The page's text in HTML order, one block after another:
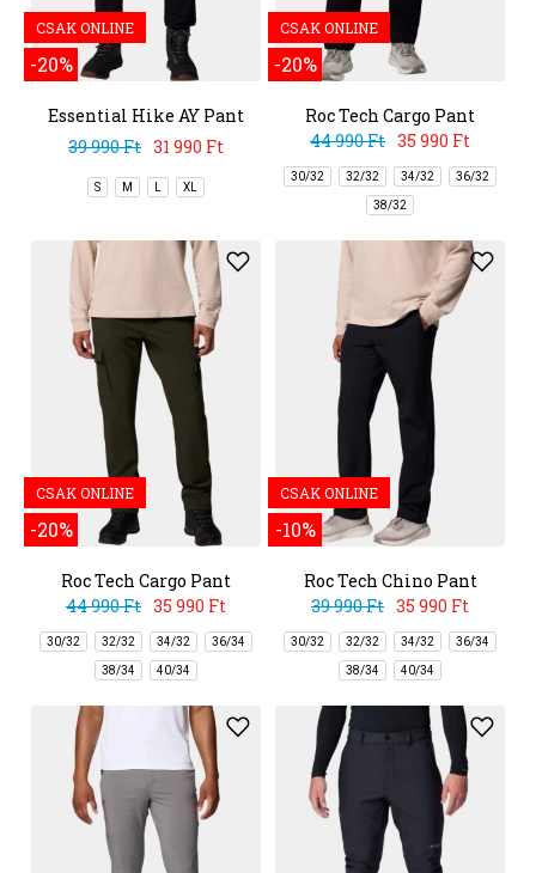
CSAK ONLINE
-20%
Essential Hike AY Pant
39 990 Ft 31 990 Ft
S M L XL
CSAK ONLINE
-20%
Roc Tech Cargo Pant
44 990 Ft 35 990 Ft
30/32 32/32 34/32 36/32
38/32
CSAK ONLINE
-20%
Roc Tech Cargo Pant
44 990 Ft 35 990 Ft
30/32 32/32 34/32 36/34
38/34 40/34
CSAK ONLINE
-10%
Roc Tech Chino Pant
39 990 Ft 35 990 Ft
30/32 32/32 34/32 36/34
38/34 40/34